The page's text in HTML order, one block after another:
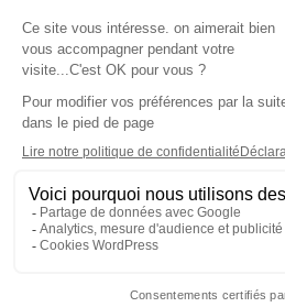
L'application Iphone /
Téléchargez
Les cookies
Gestion des cookies
Crédit photos : ©Sud Radio /